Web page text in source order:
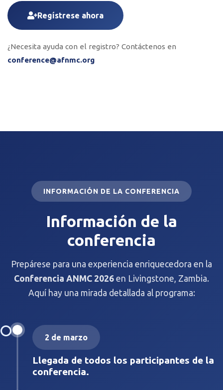
Regístrese ahora
¿Necesita ayuda con el registro? Contáctenos en
conference@afnmc.org
INFORMACIÓN DE LA CONFERENCIA
Información de la
conferencia
Prepárese para una experiencia enriquecedora en la
Conferencia ANMC 2026 en Livingstone, Zambia.
Aquí hay una mirada detallada al programa:
2 de marzo
Llegada de todos los participantes de la
conferencia.